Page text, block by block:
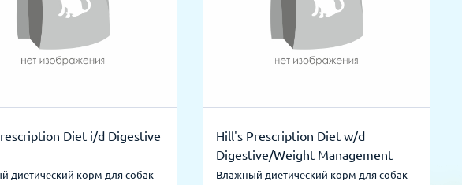
Diet i/d Digestive
диетический корм для собак
Hill's Prescription Diet w/d
Digestive/Weight Management
Влажный диетический корм для собак